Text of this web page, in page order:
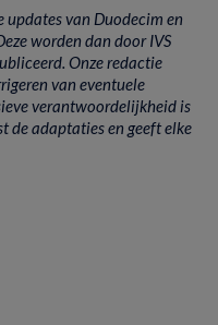
updates van Duodecim en
worden dan door IVS
Onze redactie
van eventuele
verantwoordelijkheid is
de adaptaties en geeft elke